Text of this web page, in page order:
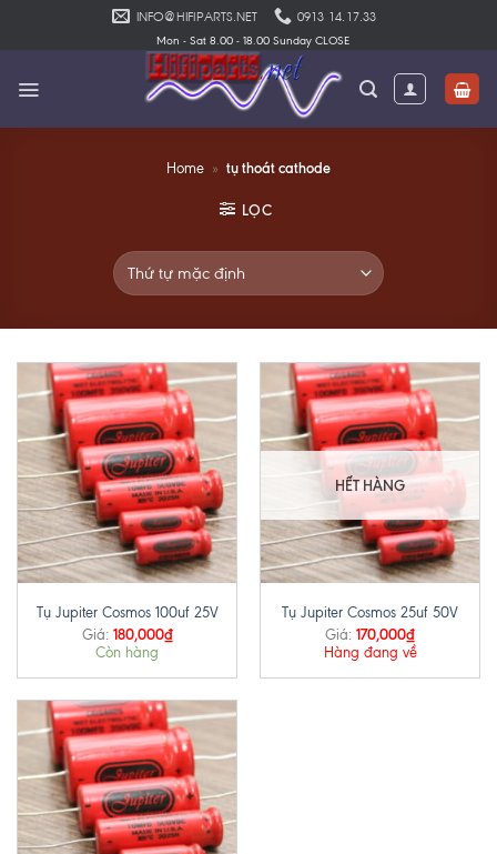
INFO@HIFIPARTS.NET 0913 14.17.33
Mon - Sat 8.00 - 18.00 Sunday CLOSE
Home » tụ thoát cathode
LỌC
Tụ Jupiter Cosmos 100uf 25V
Giá: 180,000₫
Còn hàng
HẾT HÀNG
Tụ Jupiter Cosmos 25uf 50V
Giá: 170,000₫
Hàng đang về